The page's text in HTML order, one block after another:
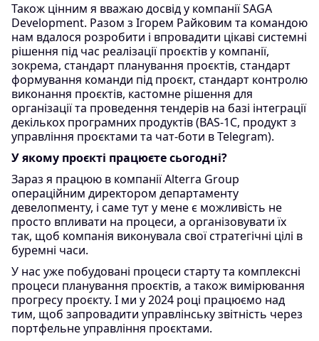
Також цінним я вважаю досвід у компанії SAGA
Development. Разом з Ігорем Райковим та командою
нам вдалося розробити і впровадити цікаві системні
рішення під час реалізації проєктів у компанії,
зокрема, стандарт планування проєктів, стандарт
формування команди під проєкт, стандарт контролю
виконання проєктів, кастомне рішення для
організації та проведення тендерів на базі інтеграції
декількох програмних продуктів (BAS-1C, продукт з
управління проєктами та чат-боти в Telegram).
У якому проєкті працюєте сьогодні?
Зараз я працюю в компанії Alterra Group
операційним директором департаменту
девелопменту, і саме тут у мене є можливість не
просто впливати на процеси, а організовувати їх
так, щоб компанія виконувала свої стратегічні цілі в
буремні часи.
У нас уже побудовані процеси старту та комплексні
процеси планування проєктів, а також вимірювання
прогресу проєкту. І ми у 2024 році працюємо над
тим, щоб запровадити управлінську звітність через
портфельне управління проєктами.